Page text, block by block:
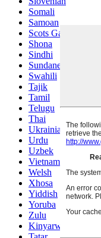
Somali
Samoan
Scots Gaelic
Shona
Sindhi
Sundanese
Swahili
Tajik
Tamil
Telugu
Thai
Ukrainian
Urdu
Uzbek
Vietnamese
Welsh
Xhosa
Yiddish
Yoruba
Zulu
Kinyarwanda